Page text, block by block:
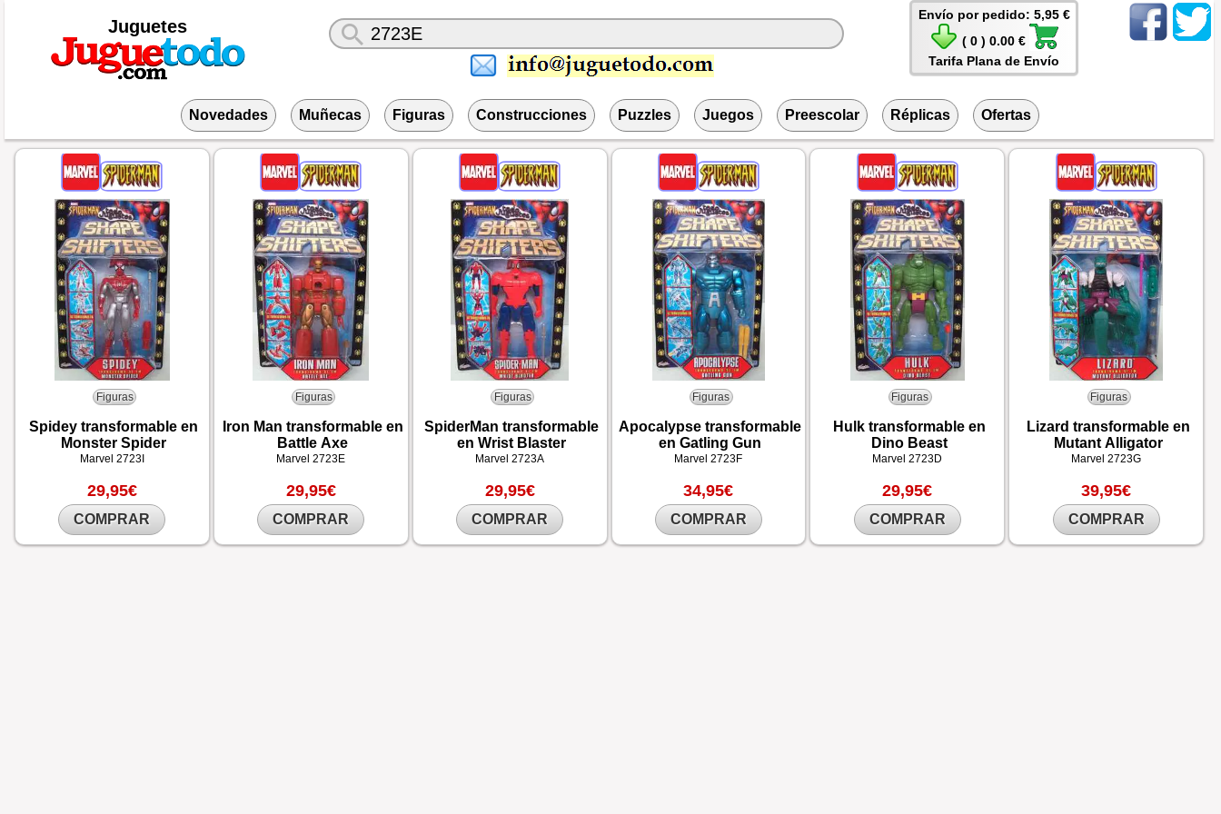
Juguetes
Envío por pedido: 5,95 €
( 0 ) 0.00 €
Tarifa Plana de Envío
Novedades Muñecas Figuras Construcciones Puzzles Juegos Preescolar Réplicas Ofertas
Figuras
Spidey transformable en
Monster Spider
Marvel 2723I
29,95€
COMPRAR
Figuras
Iron Man transformable en
Battle Axe
Marvel2723E
29,95€
COMPRAR
Figuras
SpiderMan transformable
en Wrist Blaster
Marvel2723A
29,95€
COMPRAR
Figuras
Apocalypse transformable
en Gatling Gun
Marvel2723F
34,95€
COMPRAR
Figuras
Hulk transformable en
Dino Beast
Marvel2723D
29,95€
COMPRAR
Figuras
Lizard transformable en
Mutant Alligator
Marvel2723G
39,95€
COMPRAR